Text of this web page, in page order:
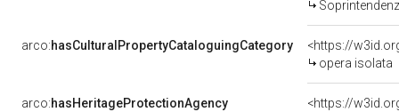
arco:hasCulturalPropertyCataloguingCategory
<https://
opera isolata
arco:hasHeritageProtectionAgency
<https://